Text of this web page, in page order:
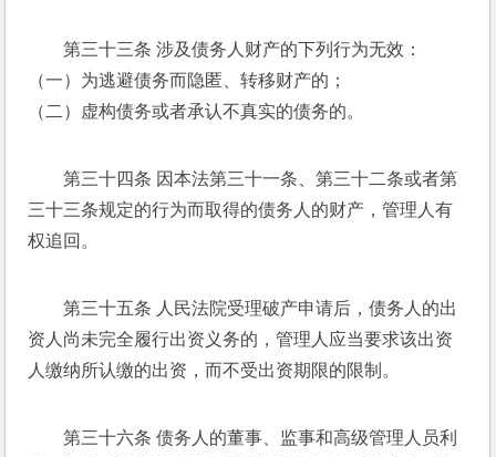
第三十三条 涉及债务人财产的下列行为无效：
（一）为逃避债务而隐匿、转移财产的；
（二）虚构债务或者承认不真实的债务的。
第三十四条 因本法第三十一条、第三十二条或者第
三十三条规定的行为而取得的债务人的财产，管理人有
权追回。
第三十五条 人民法院受理破产申请后，债务人的出
资人尚未完全履行出资义务的，管理人应当要求该出资
人缴纳所认缴的出资，而不受出资期限的限制。
第三十六条 债务人的董事、监事和高级管理人员利